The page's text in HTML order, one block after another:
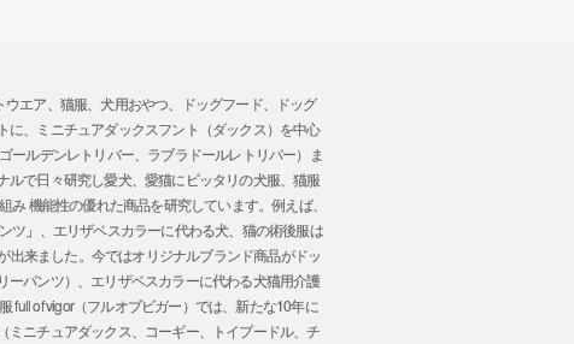
エア、猫服、犬用おやつ、ドッグフード、ドッグ
、ミニチュアダックスフント（ダックス）を中心
ールデンレトリバー、ラブラドールレトリバー）ま
で日々研究し愛犬、愛猫にピッタリの犬服、猫服
機能性の優れた商品を研究しています。例えば、
ツ」、エリザベスカラーに代わる犬、猫の術後服は
出来ました。今ではオリジナルブランド商品がドッ
パンツ）、エリザベスカラーに代わる犬猫用介護
full of vigor（フルオブビガー）では、新たな10年に
ニチュアダックス、コーギー、トイプードル、チ